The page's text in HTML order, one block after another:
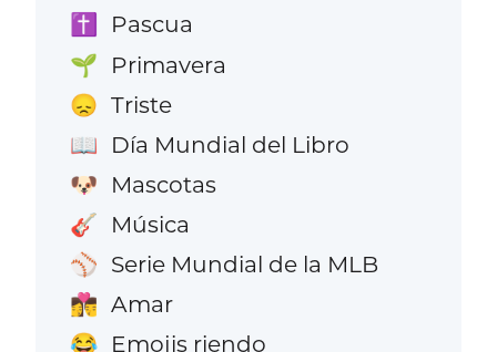
✝️ Pascua
🌱 Primavera
😞 Triste
📖 Día Mundial del Libro
🐶 Mascotas
🎸 Música
⚾ Serie Mundial de la MLB
👩‍❤️‍💋‍👨 Amar
😂 Emojis riendo